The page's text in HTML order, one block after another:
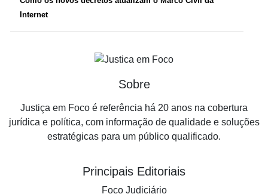
Internet
Sobre
Justiça em Foco é referência há 20 anos na cobertura
jurídica e política, com informação de qualidade e soluções
estratégicas para um público qualificado.
Principais Editoriais
Foco Judiciário